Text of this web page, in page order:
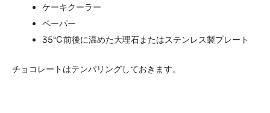
ケーキクーラー
ペーパー
35℃前後に温めた大理石またはステンレス製プレート
チョコレートはテンパリングしておきます。